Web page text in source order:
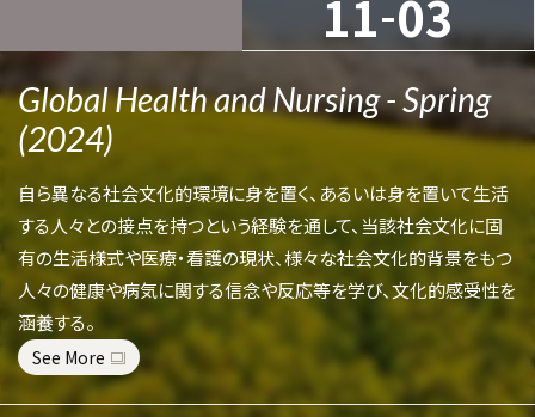
11 03
Global Health and Nursing - Spring
(2024)
自ら異なる社会文化的環境に身を置く、あるいは身を置いて生活
する人々との接点を持つという経験を通して、当該社会文化に固
有の生活様式や医療・看護の現状、様々な社会文化的背景をもつ
人々の健康や病気に関する信念や反応等を学び、文化的感受性を
涵養する。
See More